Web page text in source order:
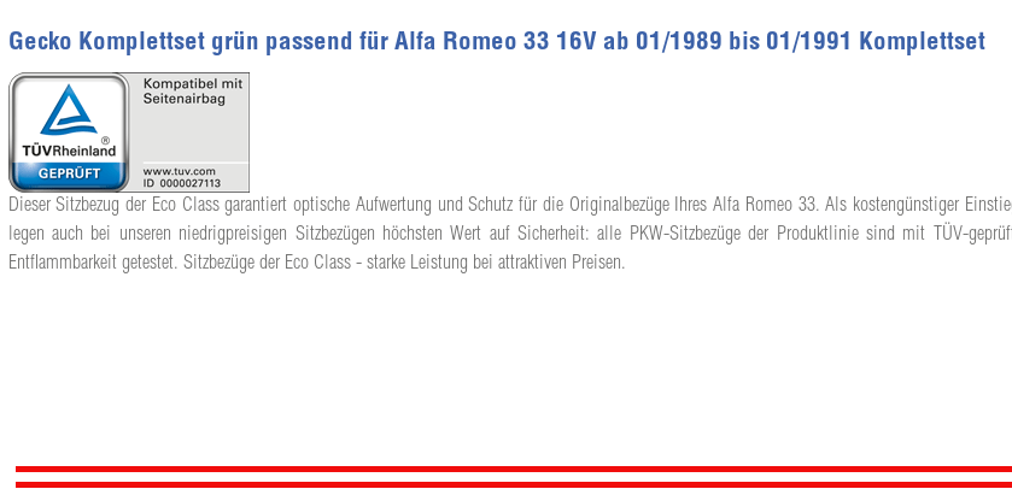
Gecko Komplettset grün passend für Alfa Romeo 33 16V ab 01/1989 bis 01/1991 Komplettset
Dieser Sitzbezug der Eco Class garantiert optische Aufwertung und Schutz für die Originalbezüge Ihres Alfa Romeo 33. Als kostengünstiger
legen auch bei unseren niedrigpreisigen Sitzbezügen höchsten Wert auf Sicherheit: alle PKW-Sitzbezüge der Produktlinie sind mit TÜV-
Entflammbarkeit getestet. Sitzbezüge der Eco Class - starke Leistung bei attraktiven Preisen.